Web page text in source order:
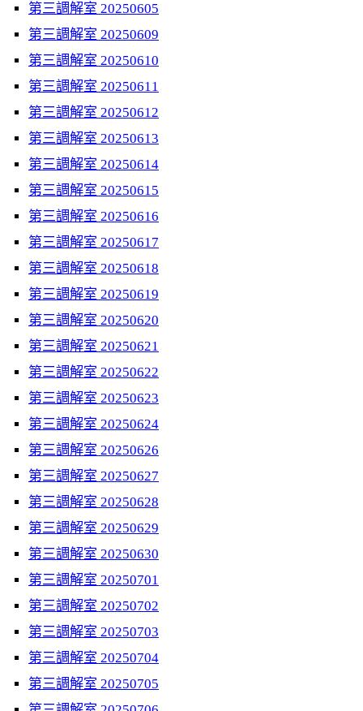
第三調解室 20250605
第三調解室 20250609
第三調解室 20250610
第三調解室 20250611
第三調解室 20250612
第三調解室 20250613
第三調解室 20250614
第三調解室 20250615
第三調解室 20250616
第三調解室 20250617
第三調解室 20250618
第三調解室 20250619
第三調解室 20250620
第三調解室 20250621
第三調解室 20250622
第三調解室 20250623
第三調解室 20250624
第三調解室 20250626
第三調解室 20250627
第三調解室 20250628
第三調解室 20250629
第三調解室 20250630
第三調解室 20250701
第三調解室 20250702
第三調解室 20250703
第三調解室 20250704
第三調解室 20250705